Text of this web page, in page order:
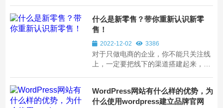
止企业在无许可证的情况下销售最高等
级的芯片硬件。
什么是新零售？带你重新认识新零
售！
2022-12-02 3386
对于只做电商的企业，你不能只关注线
上，一定要把线下的渠道搭建起来，因
来，不能只闷头苦干、闷头卖货。而
且，基于以上两点的O2O模式，赋能
WordPress网站有什么样的优势，为
什么使用wordpress建立品牌官网